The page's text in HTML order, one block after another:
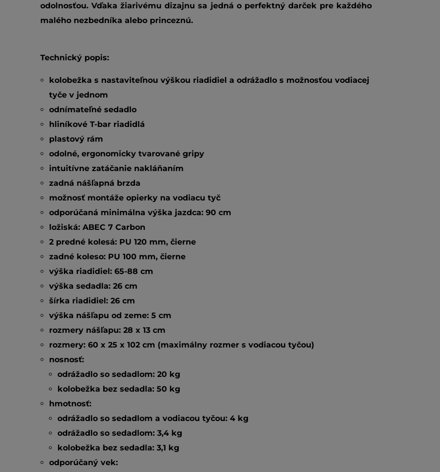
odolnosťou. Vďaka žiarivému dizajnu sa jedná o perfektný darček pre každého
malého nezbedníka alebo princeznú.
Technický popis:
kolobežka s nastaviteľnou výškou riadidiel a odrážadlo s možnosťou vodiacej
tyče v jednom
odnímateľné sedadlo
hliníkové T-bar riadidlá
plastový rám
odolné, ergonomicky tvarované gripy
intuitívne zatáčanie nakláňaním
zadná nášľapná brzda
možnosť montáže opierky na vodiacu tyč
odporúčaná minimálna výška jazdca:90 cm
ložiská:ABEC 7 Carbon
2 predné kolesá:PU 120 mm, čierne
zadné koleso:PU 100 mm, čierne
výška riadidiel:65-88 cm
výška sedadla:26 cm
šírka riadidiel:26 cm
výška nášľapu od zeme:5 cm
rozmery nášľapu:28 x 13 cm
rozmery:60 x 25 x 102 cm (maximálny rozmer s vodiacou tyčou)
nosnosť:
odrážadlo so sedadlom: 20 kg
kolobežka bez sedadla: 50 kg
hmotnosť:
odrážadlo so sedadlom a vodiacou tyčou: 4 kg
odrážadlo so sedadlom: 3,4 kg
kolobežka bez sedadla: 3,1 kg
odporúčaný vek: